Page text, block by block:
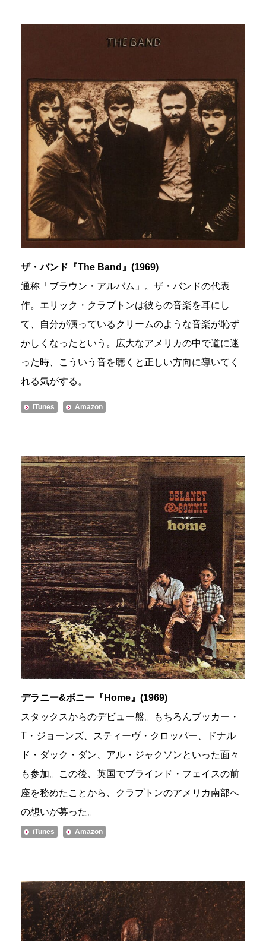
ザ・バンド『The Band』(1969)
通称「ブラウン・アルバム」。ザ・バンドの代表
作。エリック・クラプトンは彼らの音楽を耳にし
て、自分が演っているクリームのような音楽が恥ず
かしくなったという。広大なアメリカの中で道に迷
った時、こういう音を聴くと正しい方向に導いてく
れる気がする。
iTunes Amazon
デラニー&ボニー『Home』(1969)
スタックスからのデビュー盤。もちろんブッカー・
T・ジョーンズ、スティーヴ・クロッパー、ドナル
ド・ダック・ダン、アル・ジャクソンといった面々
も参加。この後、英国でブラインド・フェイスの前
座を務めたことから、クラプトンのアメリカ南部へ
の想いが募った。
iTunes Amazon